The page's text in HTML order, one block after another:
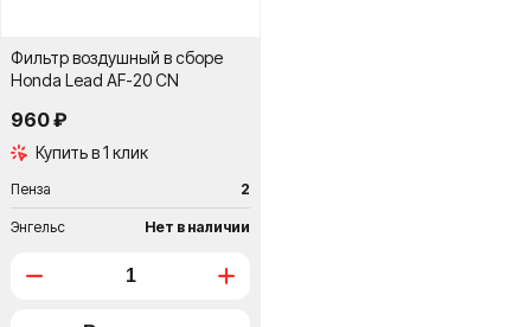
Фильтр воздушный в сборе
Honda Lead AF-20 CN
960 ₽
Купить в 1 клик
Пенза 2
Энгельс Нет в наличии